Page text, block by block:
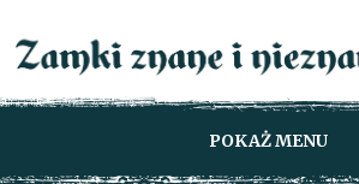
POKAŻ MENU